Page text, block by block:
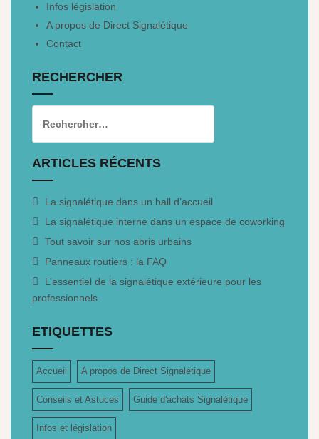
Infos législation
A propos de Direct Signalétique
Contact
RECHERCHER
ARTICLES RÉCENTS
La signalétique dans un hall d’accueil
La signalétique interne dans un espace de coworking
Tout savoir sur nos abris urbains
Panneaux routiers : la FAQ
L’essentiel de la signalétique extérieure pour les
professionnels
ETIQUETTES
Accueil A propos de Direct Signalétique
Conseils et Astuces Guide d'achats Signalétique
Infos et législation